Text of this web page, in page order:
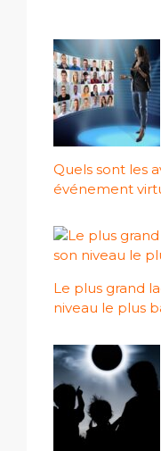
Quels sont les
événement
Le plus grand
niveau le plus